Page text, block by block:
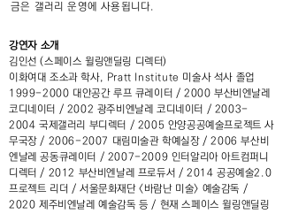
금은 갤러리 운영에 사용됩니다.
강연자 소개
김인선 (스페이스 윌링앤딜링 디렉터)
이화여대 조소과 학사, Pratt Institute 미술사 석사 졸업
1999-2000 대안공간 루프 큐레이터 / 2000 부산비엔날레
코디네이터 / 2002 광주비엔날레 코디네이터 / 2003-
2004 국제갤러리 부디렉터 / 2005 안양공공예술프로젝트 사
무국장 / 2006-2007 대림미술관 학예실장 / 2006 부산비
엔날레 공동큐레이터 / 2007-2009 인터알리아 아트컴퍼니
디렉터 / 2012 부산비엔날레 프로듀서 / 2014 공공예술2.0
프로젝트 리더 / 서울문화재단 <바람난 미술> 예술감독 /
2020 제주비엔날레 예술감독 등 / 현재 스페이스 윌링앤딜링